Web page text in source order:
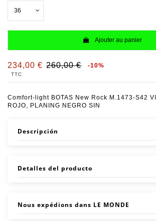
Ajouter au panier
234,00 € 260,00 € -10%
TTC
Comfort-light BOTAS New Rock M.1473-S42
ROJO, PLANING NEGRO SIN
Descripción
Detalles del producto
Nous expédions dans LE MONDE